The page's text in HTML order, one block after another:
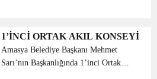
Eğitimci Mustafa Tekin ve 2’inci
temsilci olarak ise Ma...
1’İNCİ ORTAK AKIL KONSEYİ
Amasya Belediye Başkanı Mehmet
Sarı’nın Başkanlığında 1’inci Ortak